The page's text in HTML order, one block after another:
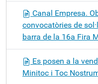
Canal Empresa.
convocatòries de
barra de la 16a Fira
Es posen a la
Minitoc i Toc